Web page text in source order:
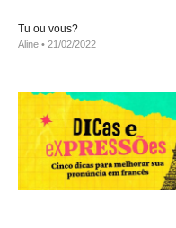
Tu ou vous?
Aline 21/02/2022